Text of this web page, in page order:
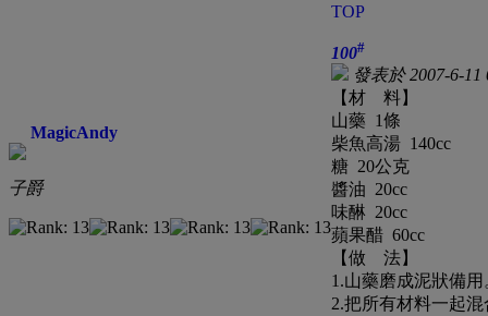
TOP
MagicAndy
子爵
100#
發表於 2007-6-11
【材 料】
山藥 1條
柴魚高湯 140cc
糖 20公克
醬油 20cc
味醂 20cc
蘋果醋 60cc
【做 法】
1.山藥磨成泥狀備用
2.把所有材料一起